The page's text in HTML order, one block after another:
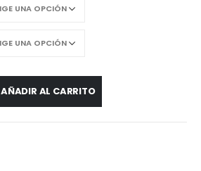
AÑADIR AL CARRITO